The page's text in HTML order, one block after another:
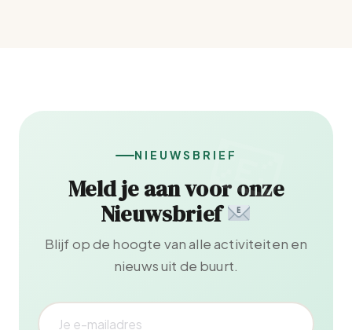
NIEUWSBRIEF
Meld je aan voor onze
Nieuwsbrief
Blijf op de hoogte van alle activiteiten en
nieuws uit de buurt.